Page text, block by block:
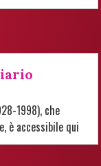
1998), che
è accessibile qui